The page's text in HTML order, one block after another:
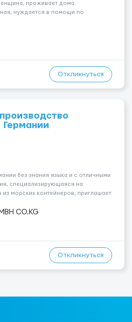
проживает дома.
нуждается в помощи по
контроль режима дня и поддержка
Откликнуться
Германии
без знания языка и с отличными
специализирующаяся на
из морских контейнеров, приглашает
🪜 - Сантехники 🚰 - Сварщики 🔧 -
CO.KG
Откликнуться